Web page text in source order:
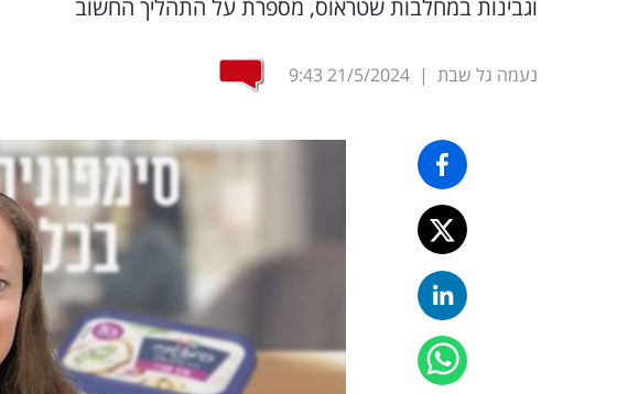
וגבינות במחלבות שטראוס, מספרת על התהליך החשוב
נעמה גל שבת |
21/5/2024
9:43